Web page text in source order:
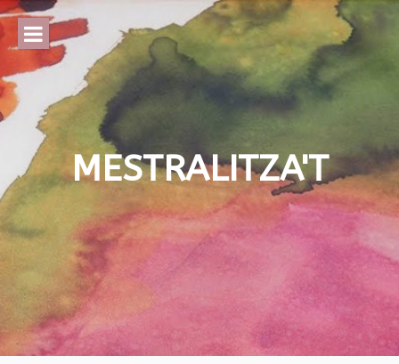
Skip
content
MESTRALITZA'T